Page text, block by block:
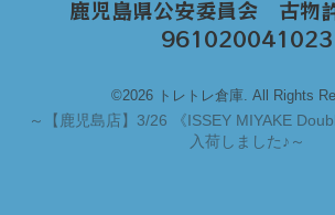
鹿児島県公安委員会 古物
961020041023
©2026 トレトレ倉庫. All Rights
～
【鹿児島店】3/26 《ISSEY MIYAKE
入荷しました♪～